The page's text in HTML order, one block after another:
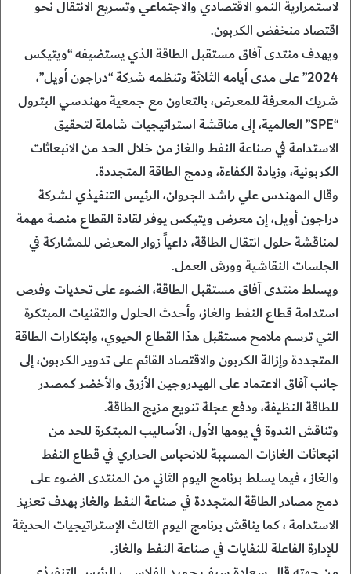
لاستمرارية النمو الاقتصادي والاجتماعي وتسريع الانتقال نحو
اقتصاد منخفض الكربون.
ويهدف منتدى آفاق مستقبل الطاقة الذي يستضيفه “ويتيكس
2024” على مدى أيامه الثلاثة وتنظمه شركة “دراجون أويل”،
شريك المعرفة للمعرض، بالتعاون مع جمعية مهندسي البترول
“SPE” العالمية، إلى مناقشة استراتيجيات شاملة لتحقيق
الاستدامة في صناعة النفط والغاز من خلال الحد من الانبعاثات
الكربونية، وزيادة الكفاءة، ودمج الطاقة المتجددة.
وقال المهندس علي راشد الجروان، الرئيس التنفيذي لشركة
دراجون أويل، إن معرض ويتيكس يوفر لقادة القطاع منصة مهمة
لمناقشة حلول انتقال الطاقة، داعياً زوار المعرض للمشاركة في
الجلسات النقاشية وورش العمل.
ويسلط منتدى آفاق مستقبل الطاقة، الضوء على تحديات وفرص
استدامة قطاع النفط والغاز، وأحدث الحلول والتقنيات المبتكرة
التي ترسم ملامح مستقبل هذا القطاع الحيوي، وابتكارات الطاقة
المتجددة وإزالة الكربون والاقتصاد القائم على تدوير الكربون، إلى
جانب آفاق الاعتماد على الهيدروجين الأزرق والأخضر كمصدر
للطاقة النظيفة، ودفع عجلة تنويع مزيج الطاقة.
وتناقش الندوة في يومها الأول، الأساليب المبتكرة للحد من
انبعاثات الغازات المسببة للانحباس الحراري في قطاع النفط
والغاز ، فيما يسلط برنامج اليوم الثاني من المنتدى الضوء على
دمج مصادر الطاقة المتجددة في صناعة النفط والغاز بهدف تعزيز
الاستدامة ، كما يناقش برنامج اليوم الثالث الإستراتيجيات الحديثة
للإدارة الفاعلة للنفايات في صناعة النفط والغاز.